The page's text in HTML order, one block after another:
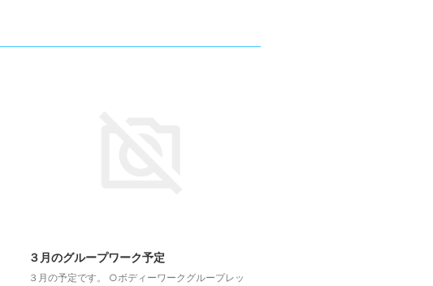
３月のグループワーク予定
３月の予定です。 ○ボディーワークグループレッ